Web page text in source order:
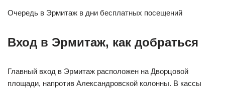
Очередь в Эрмитаж в дни бесплатных посещений
Вход в Эрмитаж, как добраться
Главный вход в Эрмитаж расположен на Дворцовой
площади, напротив Александровской колонны. В кассы